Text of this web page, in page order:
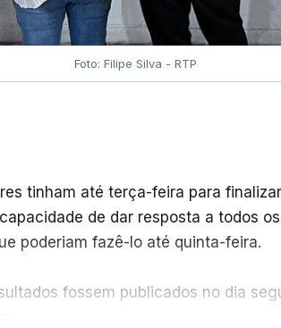
Foto: Filipe Silva - RTP
tinham até terça-feira para
de dar resposta a todos
poderiam fazê-lo até quinta-feira.
fossem publicados no dia